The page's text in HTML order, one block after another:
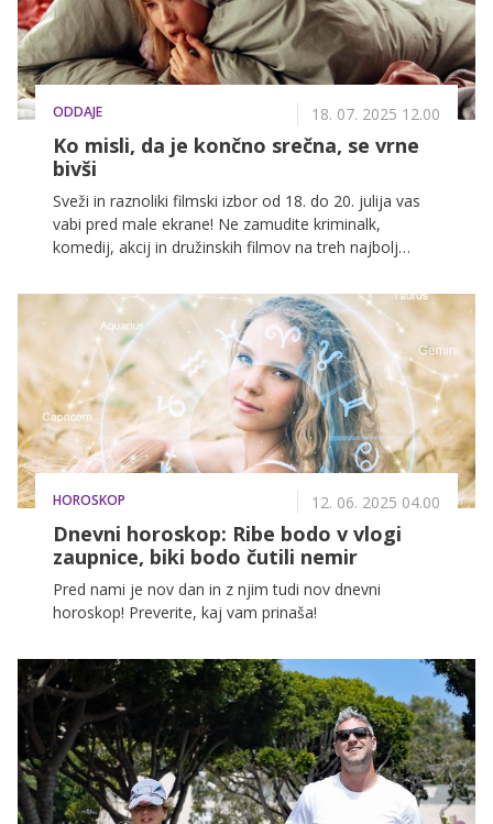
ODDAJE 18. 07. 2025 12.00
Ko misli, da je končno srečna, se vrne
bivši
Sveži in raznoliki filmski izbor od 18. do 20. julija vas
vabi pred male ekrane! Ne zamudite kriminalk,
komedij, akcij in družinskih filmov na treh najbolj
Kanal A in KINO.
HOROSKOP 12. 06. 2025 04.00
Dnevni horoskop: Ribe bodo v vlogi
zaupnice, biki bodo čutili nemir
Pred nami je nov dan in z njim tudi nov dnevni
horoskop! Preverite, kaj vam prinaša!